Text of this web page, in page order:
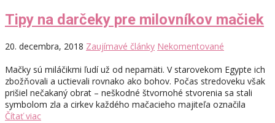
Tipy na darčeky pre milovníkov mačiek
20. decembra, 2018 Zaujímavé články Nekomentované
Mačky sú miláčikmi ľudí už od nepamäti. V starovekom Egypte ich
zbožňovali a uctievali rovnako ako bohov. Počas stredoveku však
prišiel nečakaný obrat – neškodné štvornohé stvorenia sa stali
symbolom zla a cirkev každého mačacieho majiteľa označila
Čítať viac